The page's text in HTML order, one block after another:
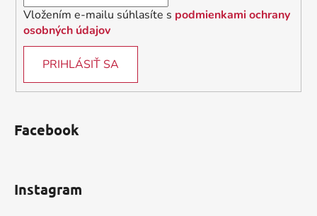
Vložením e-mailu súhlasíte s podmienkami ochrany
osobných údajov
PRIHLÁSIŤ SA
Facebook
Instagram